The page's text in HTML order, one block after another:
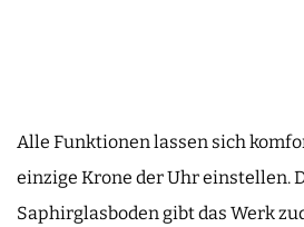
Alle Funktionen lassen sich
einzige Krone der Uhr einstellen.
Saphirglasboden gibt das Werk